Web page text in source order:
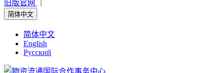
旧版官网
简体中文
简体中文
English
Русский